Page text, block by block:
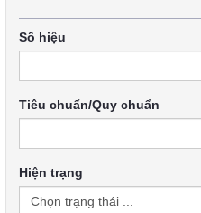
Số hiệu
Tiêu chuẩn/Quy chuẩn
Hiện trạng